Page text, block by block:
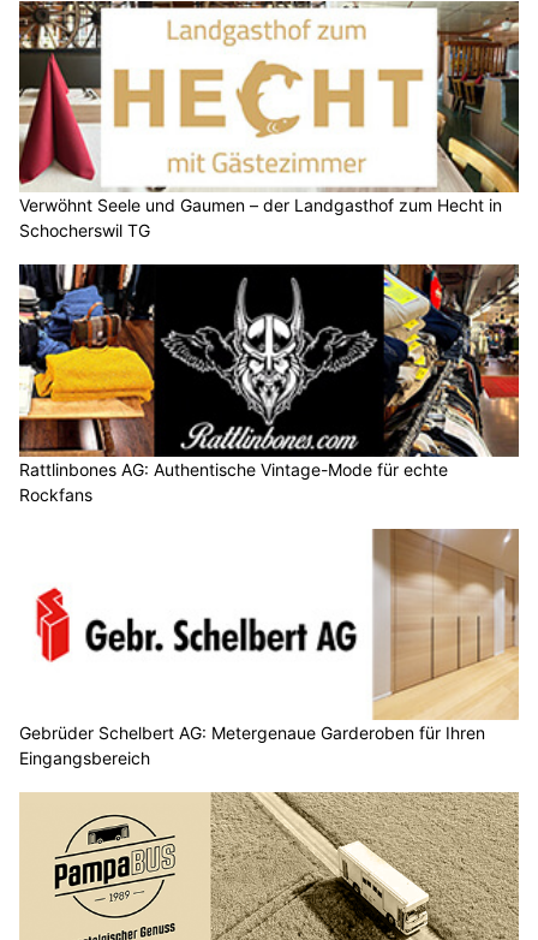
Verwöhnt Seele und Gaumen – der Landgasthof zum Hecht in
Schocherswil TG
Rattlinbones AG: Authentische Vintage-Mode für echte
Rockfans
Gebrüder Schelbert AG: Metergenaue Garderoben für Ihren
Eingangsbereich